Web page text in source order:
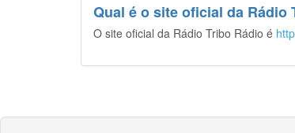
Qual é o site oficial da Rádio
O site oficial da Rádio Tribo Rádio é